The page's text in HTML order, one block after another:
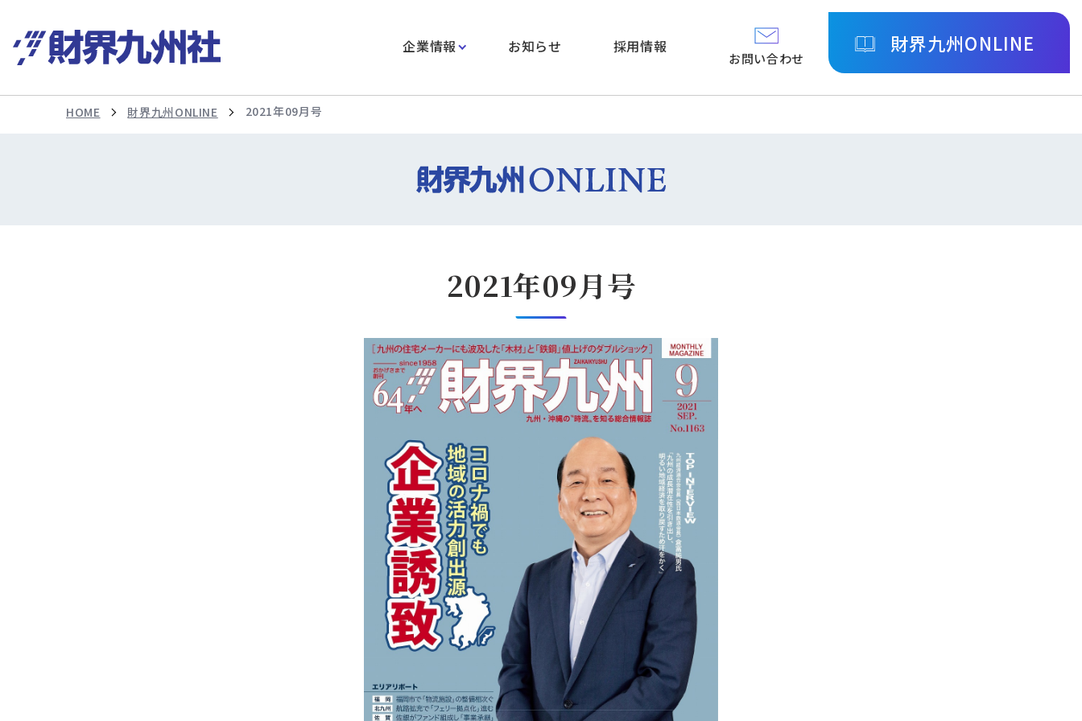
企業情報 お知らせ 採用情報
お問い合わせ
財界九州ONLINE
HOME 財界九州ONLINE 2021年09月号
2021年09月号